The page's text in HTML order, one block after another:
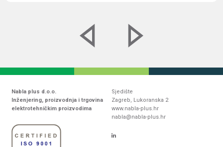
Nabla plus d.o.o.
Inženjering, proizvodnja i trgovina
elektrotehničkim proizvodima
Sjedište
Zagreb, Lukoranska 2
www.nabla-plus.hr
nabla@nabla-plus.hr